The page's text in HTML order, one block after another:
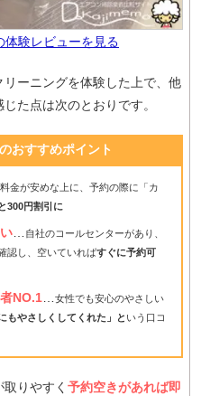
体験レビューを見る
ーニングを体験した上で、他
た点は次のとおりです。
おすすめポイント
料金が安めな上に、予約の際に「カ
300円割引に
…
自社のコールセンターがあり、
認し、空いていればすぐに予約可
NO.1…
女性でも安心のやさしい
もやさしくしてくれた」と いう口コ
りやすく 予約空きがあれば即